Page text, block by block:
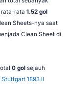
rata 1.52 gol
Sheets-nya saat
Clean Sheet di
0 golsejauh
Stuttgart 1893 II